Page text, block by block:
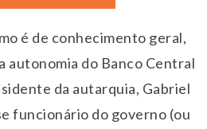
é de conhecimento geral,
autonomia do Banco Central
da autarquia, Gabriel
funcionário do governo (ou